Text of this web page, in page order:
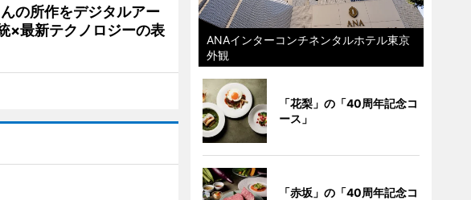
の所作をデジタルアー
×最新テクノロジーの表
ANAインターコンチネンタルホテル東京
外観
「花梨」の「40周年記念コ
ース」
「赤坂」の「40周年記念コ